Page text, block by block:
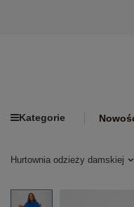
Kategorie
Hurtownia odzieży damskiej